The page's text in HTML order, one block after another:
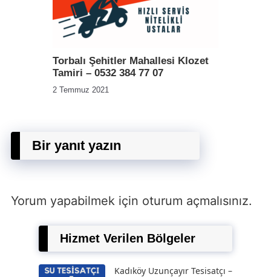
Torbalı Şehitler Mahallesi Klozet
Tamiri – 0532 384 77 07
2 Temmuz 2021
Bir yanıt yazın
Yorum yapabilmek için oturum açmalısınız.
Hizmet Verilen Bölgeler
Kadıköy Uzunçayır Tesisatçı –